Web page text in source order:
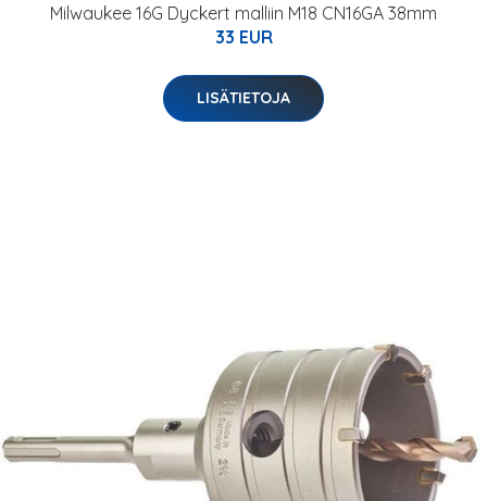
Milwaukee 16G Dyckert malliin M18 CN16GA 38mm
33 EUR
LISÄTIETOJA